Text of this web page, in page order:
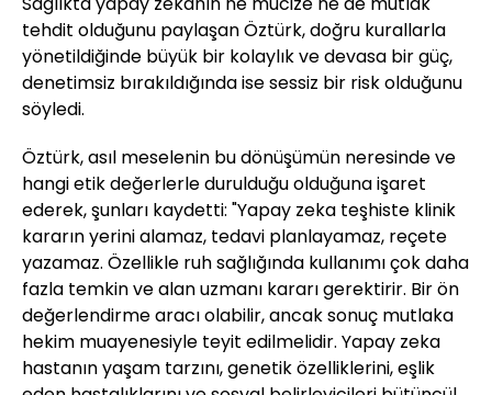
tehdit olduğunu paylaşan Öztürk, doğru kurallarla
yönetildiğinde büyük bir kolaylık ve devasa bir güç,
denetimsiz bırakıldığında ise sessiz bir risk olduğunu
söyledi.
Öztürk, asıl meselenin bu dönüşümün neresinde ve
hangi etik değerlerle durulduğu olduğuna işaret
ederek, şunları kaydetti: "Yapay zeka teşhiste klinik
kararın yerini alamaz, tedavi planlayamaz, reçete
yazamaz. Özellikle ruh sağlığında kullanımı çok daha
fazla temkin ve alan uzmanı kararı gerektirir. Bir ön
değerlendirme aracı olabilir, ancak sonuç mutlaka
hekim muayenesiyle teyit edilmelidir. Yapay zeka
hastanın yaşam tarzını, genetik özelliklerini, eşlik